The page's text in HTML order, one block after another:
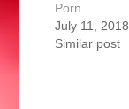
Porn
July 11, 2018
Similar post